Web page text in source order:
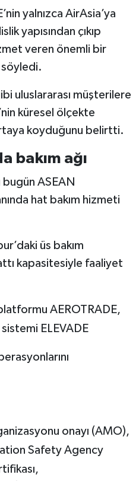
yalnızca AirAsia’ya
yapısından çıkıp
veren önemli bir
uluslararası müşterilere
küresel ölçekte
koyduğunu belirtti.
bakım ağı
ASEAN
hat bakım hizmeti
üs bakım
kapasitesiyle faaliyet
AEROTRADE,
ELEVADE
onayı (AMO),
Safety Agency